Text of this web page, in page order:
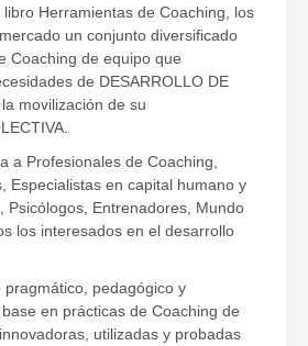
Herramientas de Coaching, los
un conjunto diversificado
Coaching de equipo que
de DESARROLLO DE
movilización de su
a Profesionales de Coaching,
Especialistas en capital humano y
Psicólogos, Entrenadores, Mundo
los interesados en el desarrollo
pragmático, pedagógico y
en prácticas de Coaching de
utilizadas y probadas